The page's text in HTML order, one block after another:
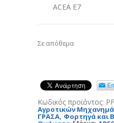
ACEA E7
Σε απόθεμα
Κωδικός προϊόντος:
Αγροτικών
ΓΡΑΣΑ, Φορτηγά και